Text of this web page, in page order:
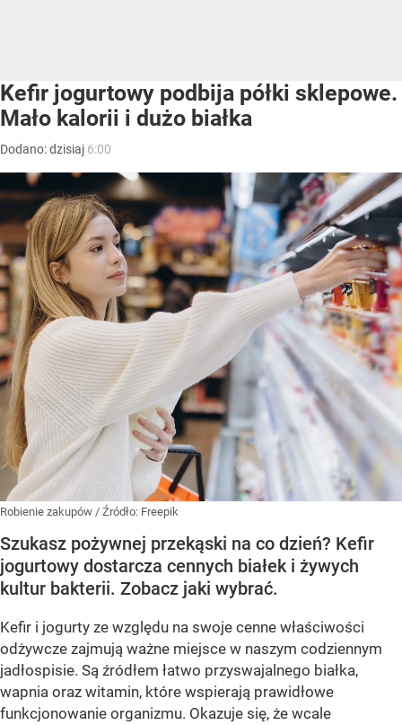
Kefir jogurtowy podbija półki sklepowe.
Mało kalorii i dużo białka
Dodano:dzisiaj 6:00
Robienie zakupów / Źródło: Freepik
Szukasz pożywnej przekąski na co dzień? Kefir
jogurtowy dostarcza cennych białek i żywych
kultur bakterii. Zobacz jaki wybrać.
Kefir i jogurty ze względu na swoje cenne właściwości
odżywcze zajmują ważne miejsce w naszym codziennym
jadłospisie. Są źródłem łatwo przyswajalnego białka,
wapnia oraz witamin, które wspierają prawidłowe
funkcjonowanie organizmu. Okazuje się, że wcale